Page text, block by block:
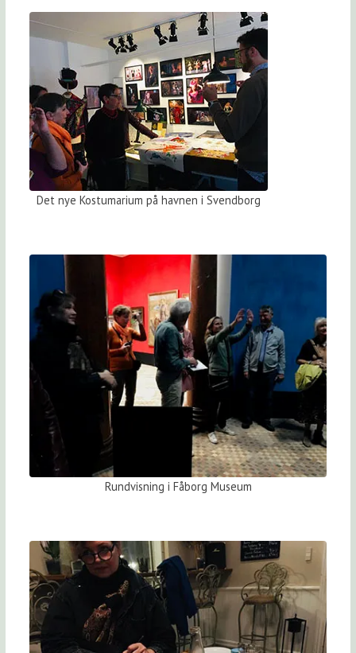
Det nye Kostumarium på havnen i Svendborg
Rundvisning i Fåborg Museum